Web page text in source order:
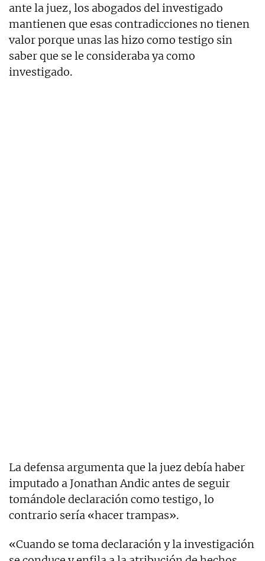
ante la juez, los abogados del investigado
mantienen que esas contradicciones no tienen
valor porque unas las hizo como testigo sin
saber que se le consideraba ya como
investigado.
La defensa argumenta que la juez debía haber
imputado a Jonathan Andic antes de seguir
tomándole declaración como testigo, lo
contrario sería «hacer trampas».
«Cuando se toma declaración y la investigación